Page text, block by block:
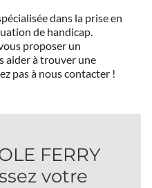
dans la prise en
de handicap.
proposer un
aider à trouver une
pas à nous contacter !
FERRY
votre